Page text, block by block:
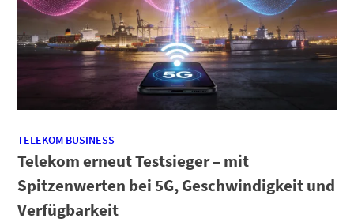
TELEKOM BUSINESS
Telekom erneut Testsieger – mit
Spitzenwerten bei 5G, Geschwindigkeit und
Verfügbarkeit